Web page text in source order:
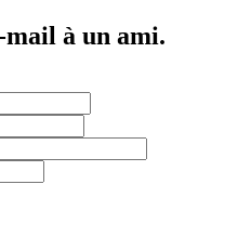
à un ami.